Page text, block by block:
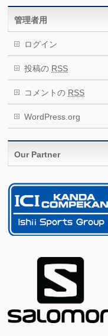
管理者用
ログイン
投稿の RSS
コメントの RSS
WordPress.org
Our Partner